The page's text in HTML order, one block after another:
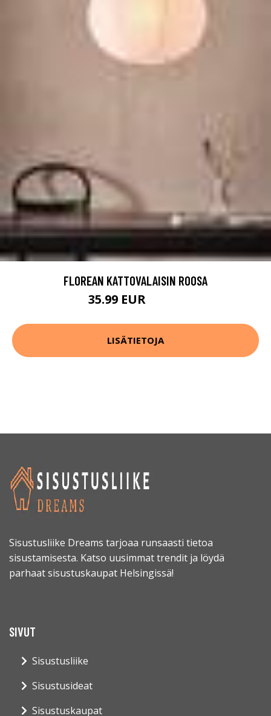
FLOREAN KATTOVALAISIN ROOSA
35.99 EUR
LISÄTIETOJA
Sisustusliike Dreams tarjoaa runsaasti tietoa
sisustamisesta. Katso uusimmat trendit ja löydä
parhaat sisustuskaupat Helsingissä!
SIVUT
Sisustusliike
Sisustusideat
Sisustuskaupat